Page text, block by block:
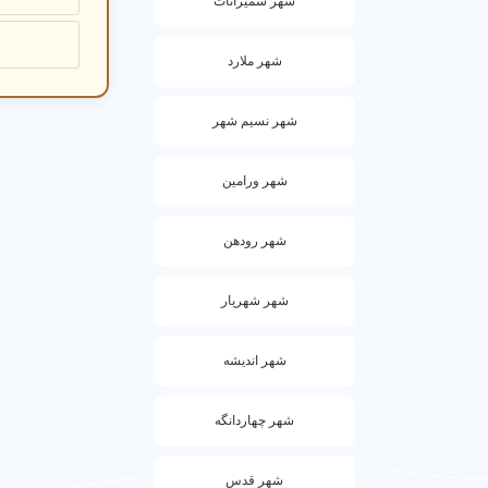
شهر ملارد
شهر نسیم شهر
شهر ورامین
شهر رودهن
شهر شهریار
شهر اندیشه
شهر چهاردانگه
شهر قدس
سی تی